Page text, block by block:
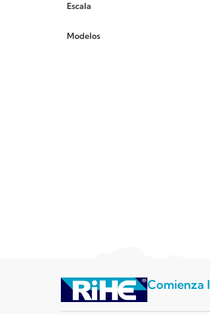
Escala
Modelos
Comienza